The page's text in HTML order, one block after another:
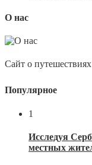
О нас
Сайт о
Популярное
1
Исследуя
местных